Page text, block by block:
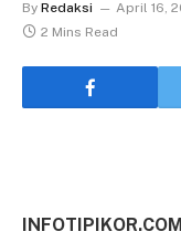
By Redaksi April 16,
2 Mins Read
INFOTIPIKOR.COM